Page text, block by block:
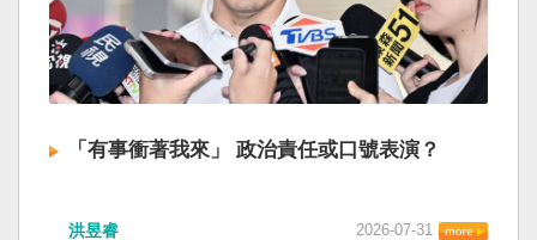
「有事衝著我來」 政治責任或口號表演？
洪昱睿 2026-07-31